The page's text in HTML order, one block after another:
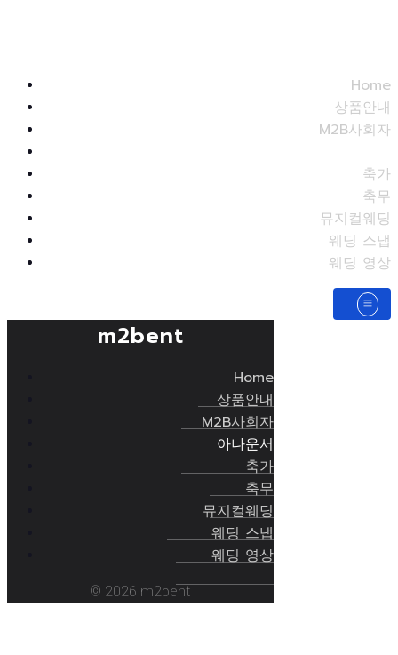
Home
상품안내
M2B사회자
축가
축무
뮤지컬웨딩
웨딩 스냅
웨딩 영상
m2bent
Home
상품안내
M2B사회자
아나운서
축가
축무
뮤지컬웨딩
웨딩 스냅
웨딩 영상
© 2026 m2bent